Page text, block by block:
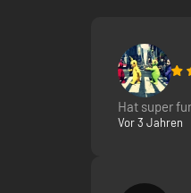
Hat super
Vor 3 Jahren